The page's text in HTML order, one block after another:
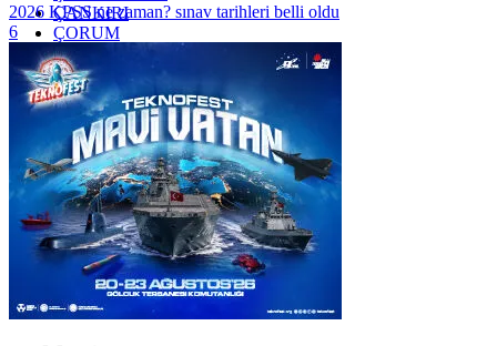
ÇANKIRI
ÇORUM
İSTANBUL
İZMİR
ŞANLIURFA
ŞIRNAK
2026 KPSS ne zaman? sınav tarihleri belli oldu
6